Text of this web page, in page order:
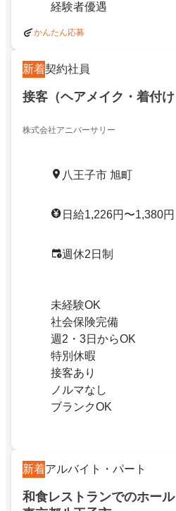
経験者優遇
かんたん応募
新着契約社員
接客（ヘアメイク・着付け
株式会社アニバーサリー
八王子市 旭町
日給1,226円〜1,380円
週休2日制
未経験OK
社会保険完備
週2・3日からOK
特別休暇
接客あり
ノルマなし
ブランクOK
新着アルバイト・パート
和食レストランでのホー